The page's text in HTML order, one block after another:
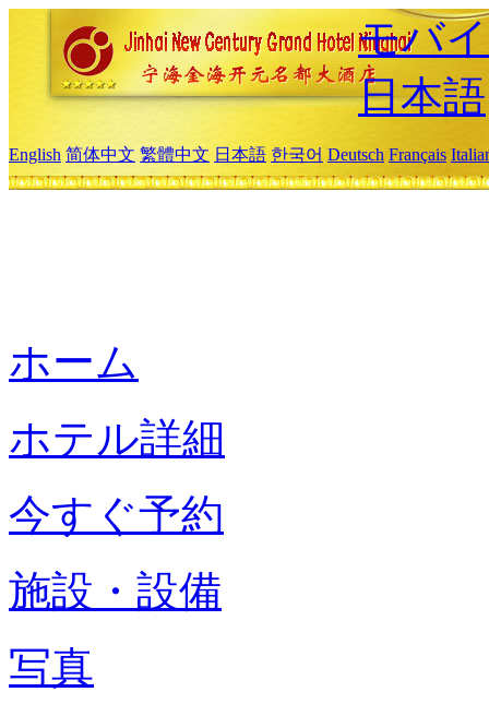
モバ
日本語
English 简体中文 繁體中文 日本語 한국어 Deutsch Français
ホーム
ホテル詳細
今すぐ予約
施設・設備
写真